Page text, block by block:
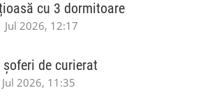
cu 3 dormitoare
Jul 2026, 12:17
șoferi de curierat
2026, 11:35